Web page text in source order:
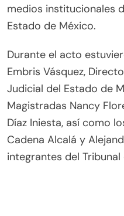
medios institucionales
Estado de México.
Durante el acto
Embris Vásquez,
Judicial del Estado de
Magistradas Nancy
Díaz Iniesta, así como
Cadena Alcalá y
integrantes del